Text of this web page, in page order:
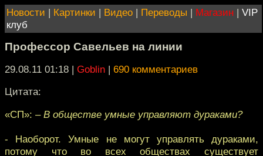
Новости | Картинки | Видео | Переводы | Магазин | VIP
клуб
Профессор Савельев на линии
29.08.11 01:18 | Goblin | 690 комментариев
Цитата:
«СП»: – В обществе умные управляют дураками?
- Наоборот. Умные не могут управлять дураками,
потому что во всех обществах существует